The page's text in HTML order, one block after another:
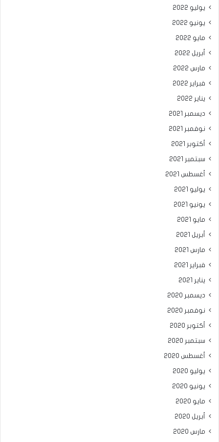
يوليو 2022
يونيو 2022
مايو 2022
أبريل 2022
مارس 2022
فبراير 2022
يناير 2022
ديسمبر 2021
نوفمبر 2021
أكتوبر 2021
سبتمبر 2021
أغسطس 2021
يوليو 2021
يونيو 2021
مايو 2021
أبريل 2021
مارس 2021
فبراير 2021
يناير 2021
ديسمبر 2020
نوفمبر 2020
أكتوبر 2020
سبتمبر 2020
أغسطس 2020
يوليو 2020
يونيو 2020
مايو 2020
أبريل 2020
مارس 2020